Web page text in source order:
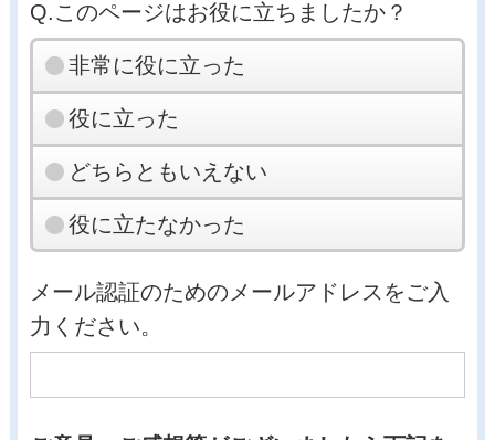
Q.このページはお役に立ちましたか？
非常に役に立った
役に立った
どちらともいえない
役に立たなかった
メール認証のためのメールアドレスをご入
力ください。